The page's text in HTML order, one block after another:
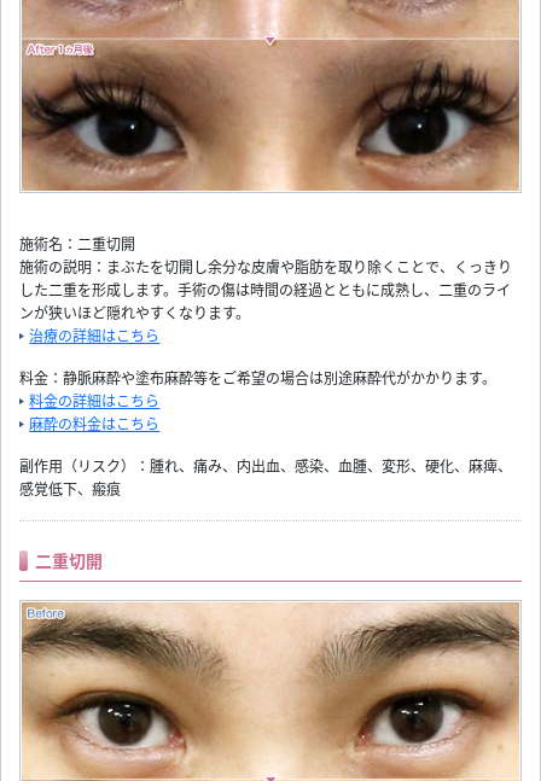
施術名：二重切開
施術の説明：まぶたを切開し余分な皮膚や脂肪を取り除くことで、くっきり
した二重を形成します。手術の傷は時間の経過とともに成熟し、二重のライ
ンが狭いほど隠れやすくなります。
治療の詳細はこちら
料金：静脈麻酔や塗布麻酔等をご希望の場合は別途麻酔代がかかります。
料金の詳細はこちら
麻酔の料金はこちら
副作用（リスク）：腫れ、痛み、内出血、感染、血腫、変形、硬化、麻痺、
感覚低下、瘢痕
二重切開